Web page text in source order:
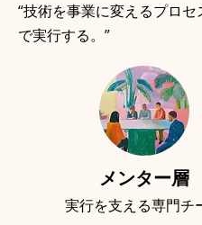
“技術を事業に変えるプロ
で実行する。”
メンター層
実行を支える専門チ